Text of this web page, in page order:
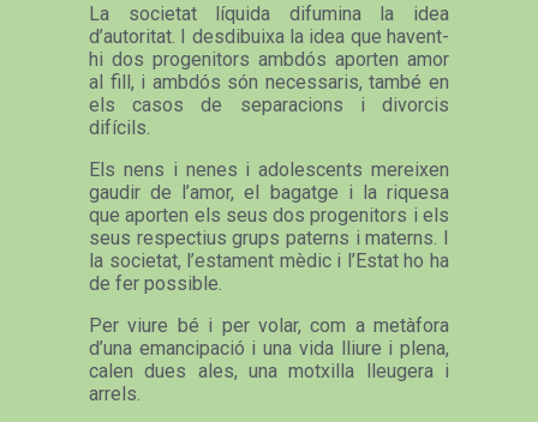
La societat líquida difumina la idea
d’autoritat. I desdibuixa la idea que havent-
hi dos progenitors ambdós aporten amor
al fill, i ambdós són necessaris, també en
els casos de separacions i divorcis
difícils.
Els nens i nenes i adolescents mereixen
gaudir de l’amor, el bagatge i la riquesa
que aporten els seus dos progenitors i els
seus respectius grups paterns i materns. I
la societat, l’estament mèdic i l’Estat ho ha
de fer possible.
Per viure bé i per volar, com a metàfora
d’una emancipació i una vida lliure i plena,
calen dues ales, una motxilla lleugera i
arrels.